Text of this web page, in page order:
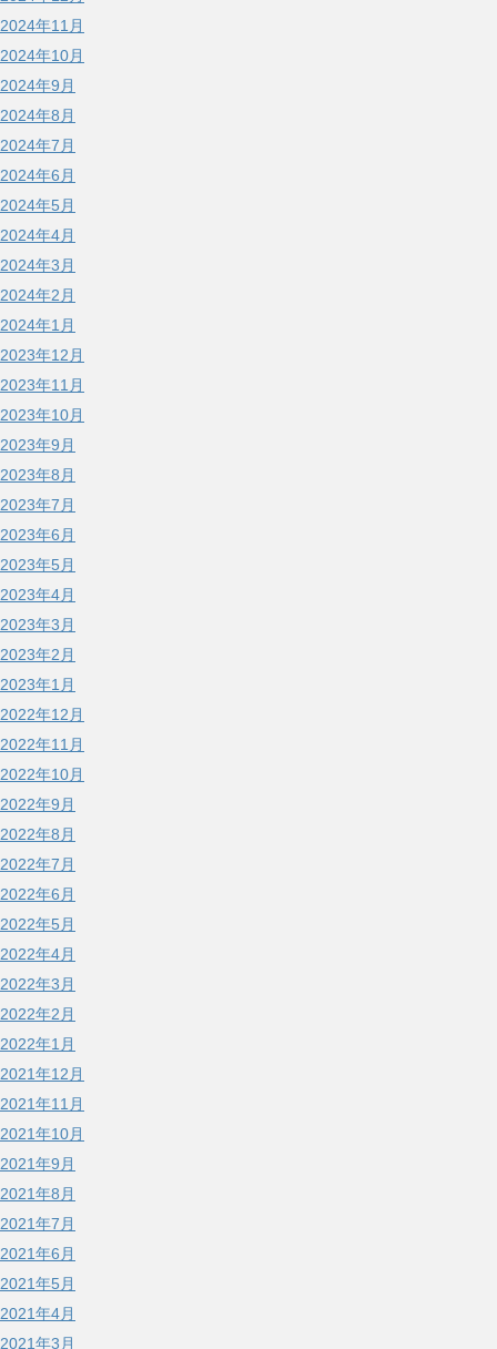
2024年11月
2024年10月
2024年9月
2024年8月
2024年7月
2024年6月
2024年5月
2024年4月
2024年3月
2024年2月
2024年1月
2023年12月
2023年11月
2023年10月
2023年9月
2023年8月
2023年7月
2023年6月
2023年5月
2023年4月
2023年3月
2023年2月
2023年1月
2022年12月
2022年11月
2022年10月
2022年9月
2022年8月
2022年7月
2022年6月
2022年5月
2022年4月
2022年3月
2022年2月
2022年1月
2021年12月
2021年11月
2021年10月
2021年9月
2021年8月
2021年7月
2021年6月
2021年5月
2021年4月
2021年3月